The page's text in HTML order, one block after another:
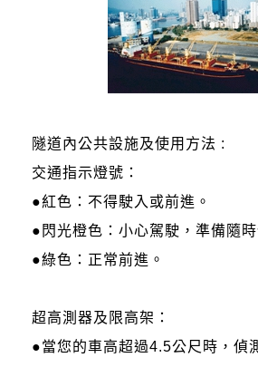
隧道內公共設施及使用方法 :
交通指示燈號：
●紅色：不得駛入或前進。
●閃光橙色：小心駕駛，準備隨時
●綠色：正常前進。
超高測器及限高架：
●當您的車高超過4.5公尺時，偵